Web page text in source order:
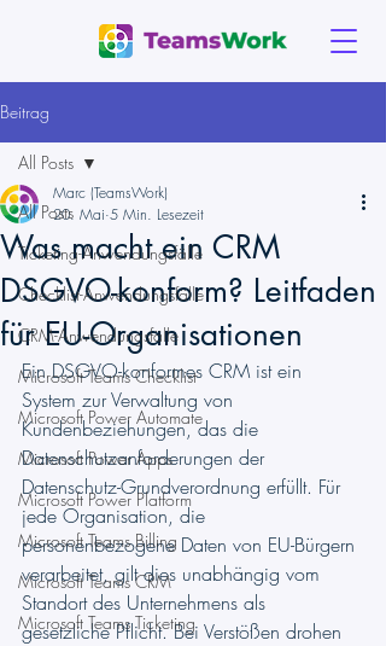
Beitrag
All Posts
Ticketing-Anwendungsfälle
Checklist-Anwendungsfälle
CRM-Anwendungsfälle
Microsoft Teams Checklist
Microsoft Power Automate
Microsoft Power Apps
Microsoft Power Platform
Microsoft Teams Billing
Microsoft Teams CRM
Microsoft Teams Ticketing
All Posts
Was macht ein CRM
DSGVO-konform? Leitfaden
für EU-Organisationen
Marc (TeamsWork)
20. Mai 5 Min. Lesezeit
Ein DSGVO-konformes CRM ist ein
System zur Verwaltung von
Kundenbeziehungen, das die
Datenschutzanforderungen der
Datenschutz-Grundverordnung erfüllt. Für
jede Organisation, die
personenbezogene Daten von EU-Bürgern
verarbeitet, gilt dies unabhängig vom
Standort des Unternehmens als
gesetzliche Pflicht. Bei Verstößen drohen